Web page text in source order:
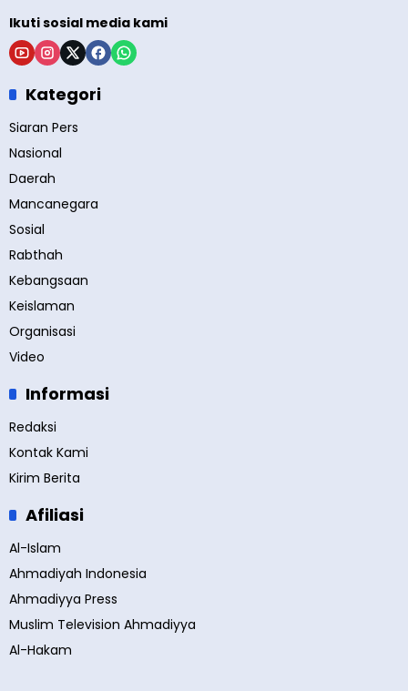
Ikuti sosial media kami
Kategori
Siaran Pers
Nasional
Daerah
Mancanegara
Sosial
Rabthah
Kebangsaan
Keislaman
Organisasi
Video
Informasi
Redaksi
Kontak Kami
Kirim Berita
Afiliasi
Al-Islam
Ahmadiyah Indonesia
Ahmadiyya Press
Muslim Television Ahmadiyya
Al-Hakam